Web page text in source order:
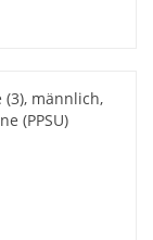
männlich,
(PPSU)